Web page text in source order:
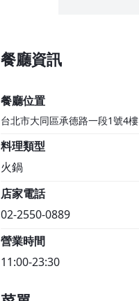
餐廳資訊
餐廳位置
台北市大同區承德路一段1號4樓
料理類型
火鍋
店家電話
02-2550-0889
營業時間
11:00-23:30